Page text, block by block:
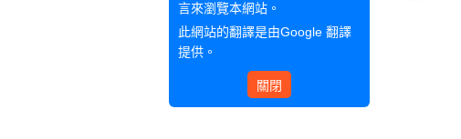
言來瀏覽本網站。
此網站的翻譯是由Google 翻譯
提供。
關閉